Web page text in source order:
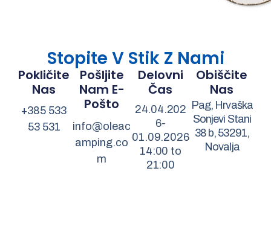
Stopite V Stik Z Nami
Pokličite
Nas
+385 533
53 531
Pošljite
Nam E-
Pošto
info@oleac
amping.co
m
Delovni
Čas
24.04.202
6-
01.09.2026
14:00 to
21:00
Obiščite
Nas
Pag, Hrvaška
Sonjevi Stani
38 b, 53291,
Novalja